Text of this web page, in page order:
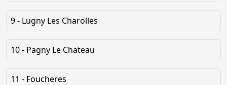
9 - Lugny Les Charolles
10 - Pagny Le Chateau
11 - Foucheres